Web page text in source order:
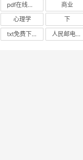
pdf在线阅读
商业
心理学
下
txt免费下载
人民邮电出版社